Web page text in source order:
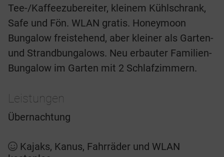
Tee-/Kaffeezubereiter, kleinem Kühlschrank,
Safe und Fön. WLAN gratis. Honeymoon
Bungalow freistehend, aber kleiner als Garten-
und Strandbungalows. Neu erbauter Familien-
Bungalow im Garten mit 2 Schlafzimmern.
Leistungen
Übernachtung
Kajaks, Kanus, Fahrräder und WLAN